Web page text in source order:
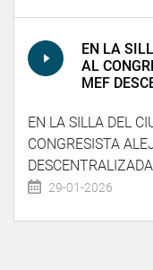
EN LA
AL
MEF
EN LA SILLA DEL
CONGRESISTA
29-01-2026